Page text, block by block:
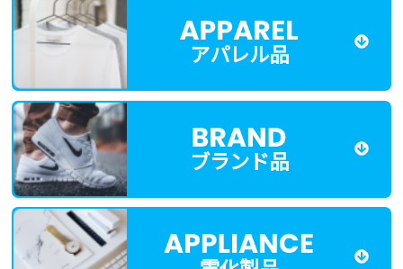
アパレル品
ブランド品